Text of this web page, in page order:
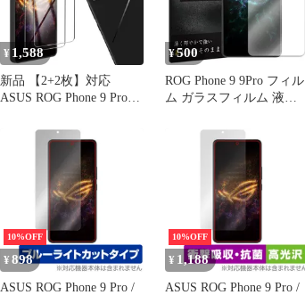
¥ 1,588
新品 【2+2枚】対応
ASUS ROG Phone 9 Pro
枚 + 対応 ROG Phone 9
Pro Edition 5G レンズ保
護フィルム 2枚 FOR
ASUS ROG Phone 9 Pro
¥500
ROG Phone 9 9Pro フィル
ム ガラスフィルム 液晶
ロ SIMフリー ガラス 保
護フィルム 保護シート
保護ガラス 保護シール
フィルム シート 強化ガ
ラス 強化ガラスフィルム
硬度9H 飛散防止 ガラス
ケース
10%OFF
¥ 898
ASUS ROG Phone 9 Pro /
10%OFF
¥ 1,188
ASUS ROG Phone 9 Pro /